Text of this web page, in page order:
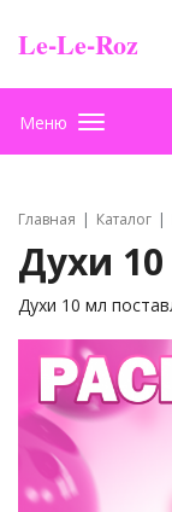
Le-Le-Roz
Меню
Главная Каталог
Духи
Духи 10 мл